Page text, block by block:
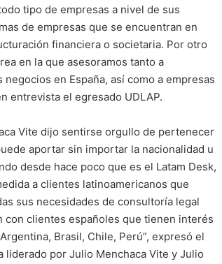
tipo de empresas a nivel de sus
de empresas que se encuentran en
financiera o societaria. Por otro
en la que asesoramos tanto a
en España, así como a empresas
entrevista el egresado UDLAP.
Vite dijo sentirse orgullo de pertenecer
aportar sin importar la nacionalidad u
desde hace poco que es el Latam Desk,
a clientes latinoamericanos que
sus necesidades de consultoría legal
con clientes españoles que tienen interés
Brasil, Chile, Perú”, expresó el
liderado por Julio Menchaca Vite y Julio